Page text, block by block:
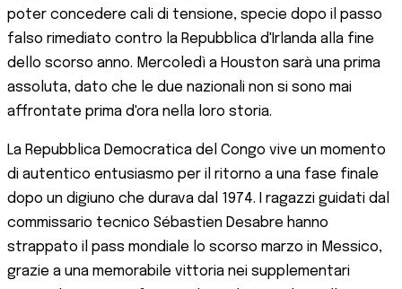
poter concedere cali di tensione, specie dopo il passo
falso rimediato contro la Repubblica d'Irlanda alla fine
dello scorso anno. Mercoledì a Houston sarà una prima
assoluta, dato che le due nazionali non si sono mai
affrontate prima d'ora nella loro storia.
La Repubblica Democratica del Congo vive un momento
di autentico entusiasmo per il ritorno a una fase finale
dopo un digiuno che durava dal 1974. I ragazzi guidati dal
commissario tecnico Sébastien Desabre hanno
strappato il pass mondiale lo scorso marzo in Messico,
grazie a una memorabile vittoria nei supplementari